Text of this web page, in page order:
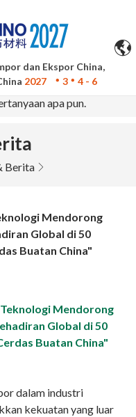
Translate hanya untuk
Silakan merujuk ke
apa pun.
dan Ekspor China,
2027 3 4 - 6
Berita
Mendorong
Global di 50
Buatan China"
Mendorong
Global di 50
Buatan China"
dalam industri
kekuatan yang luar